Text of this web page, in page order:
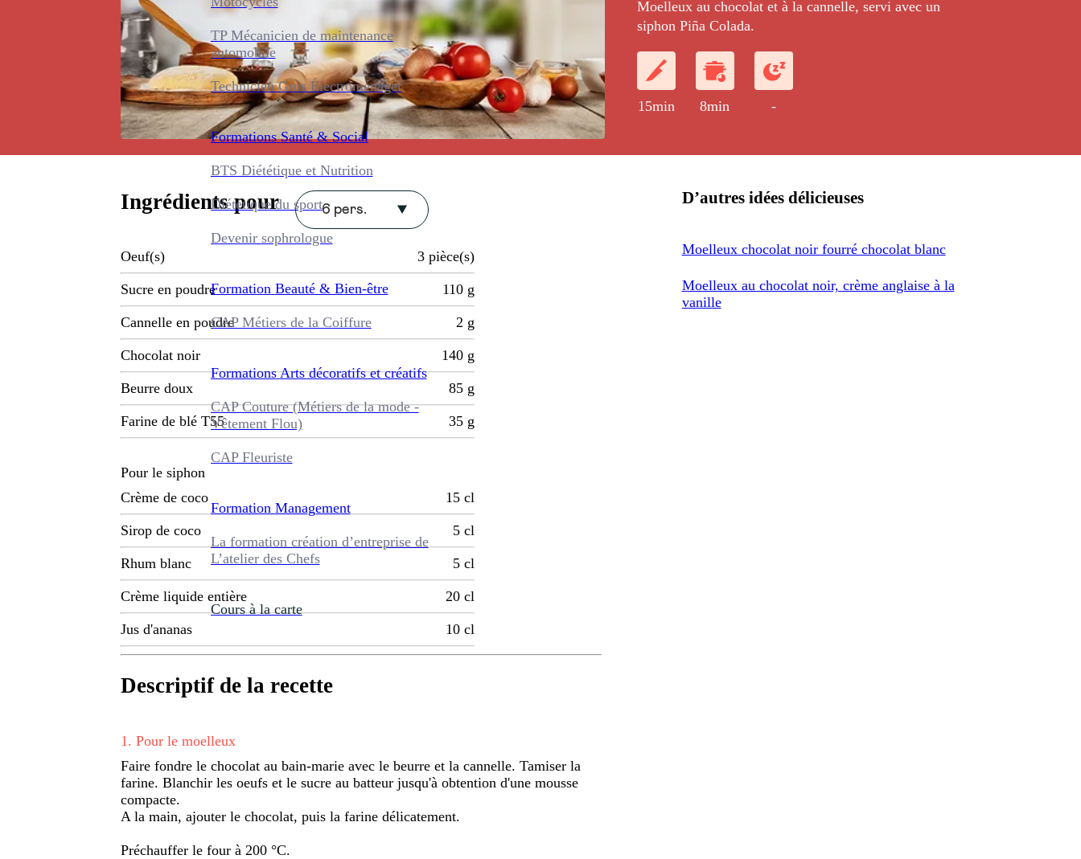
TP Mécanicien de maintenance
automobile
Technicien Gros Électroménager
Formations Santé & Social
BTS Diététique et Nutrition
Diététique du sport
Devenir sophrologue
Formation Beauté & Bien-être
CAP Métiers de la Coiffure
Formations Arts décoratifs et créatifs
CAP Couture (Métiers de la mode -
Vêtement Flou)
CAP Fleuriste
Formation Management
La formation création d’entreprise de
L’atelier des Chefs
Cours à la carte
Moelleux au chocolat et à la cannelle, servi avec un
siphon Piña Colada.
15min 8min -
Ingrédients pour 6 pers.
Oeuf(s) 3 pièce(s)
Sucre en poudre 110 g
Cannelle en poudre 2 g
Chocolat noir 140 g
Beurre doux 85 g
Farine de blé T55 35 g
Pour le siphon
Crème de coco
15 cl
Sirop de coco 5 cl
Rhum blanc 5 cl
Crème liquide entière 20 cl
Jus d'ananas 10 cl
Descriptif de la recette
1 . Pour le moelleux
Faire fondre le chocolat au bain-marie avec le beurre et la cannelle. Tamiser la
farine. Blanchir les oeufs et le sucre au batteur jusqu'à obtention d'une mousse
compacte.
A la main, ajouter le chocolat, puis la farine délicatement.
Préchauffer le four à 200 °C.
D’autres idées délicieuses
Moelleux chocolat noir fourré chocolat blanc
Moelleux au chocolat noir, crème anglaise à la
vanille